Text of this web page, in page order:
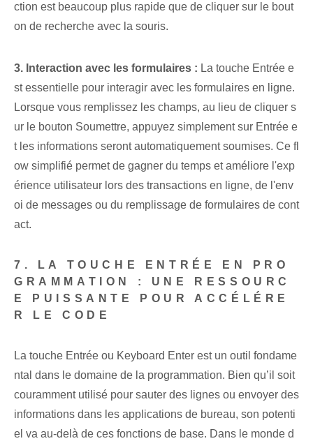
ction est ⁢beaucoup plus rapide‌ que de cliquer sur le bout
on de recherche avec la souris.
3. Interaction avec les formulaires : La touche Entrée e
st essentielle pour interagir avec les formulaires en ligne. ⁤
Lorsque vous remplissez les champs, au lieu de cliquer s
ur le bouton Soumettre, appuyez simplement sur Entrée e
t les informations seront automatiquement soumises. Ce ⁤fl
ow‍ simplifié permet de gagner du temps et ‌améliore l'exp
érience utilisateur lors des transactions en ligne, de l'env
oi de messages ou du remplissage de formulaires de cont
act.
7. LA TOUCHE ENTRÉE EN PRO
GRAMMATION : UNE RESSOURC
E PUISSANTE POUR ACCÉLÉRE
R LE CODE
La touche Entrée ou Keyboard Enter est un outil fondame
ntal dans le domaine de la programmation. Bien qu’il soit
couramment utilisé pour sauter des lignes ou envoyer des
informations dans les applications de bureau, son potenti
el va au-delà de ces fonctions de base. Dans le monde d